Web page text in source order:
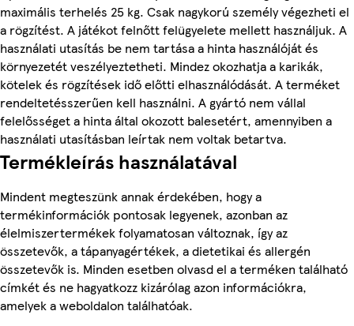
maximális terhelés 25 kg. Csak nagykorú személy végezheti el
a rögzítést. A játékot felnőtt felügyelete mellett használjuk. A
használati utasítás be nem tartása a hinta használóját és
környezetét veszélyeztetheti. Mindez okozhatja a karikák,
kötelek és rögzítések idő előtti elhasználódását. A terméket
rendeltetésszerűen kell használni. A gyártó nem vállal
felelősséget a hinta által okozott balesetért, amennyiben a
használati utasításban leírtak nem voltak betartva.
Termékleírás használatával
Mindent megteszünk annak érdekében, hogy a
termékinformációk pontosak legyenek, azonban az
élelmiszertermékek folyamatosan változnak, így az
összetevők, a tápanyagértékek, a dietetikai és allergén
összetevők is. Minden esetben olvasd el a terméken található
címkét és ne hagyatkozz kizárólag azon információkra,
amelyek a weboldalon találhatóak.